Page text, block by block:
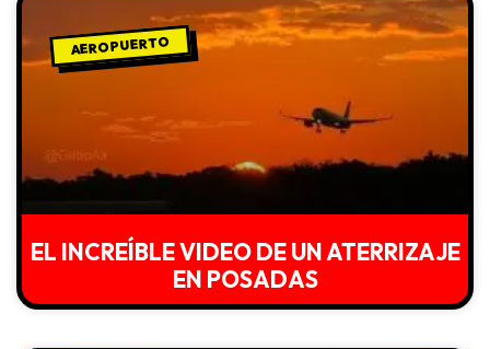
AEROPUERTO
EL INCREÍBLE VIDEO DE UN ATERRIZAJE
EN POSADAS